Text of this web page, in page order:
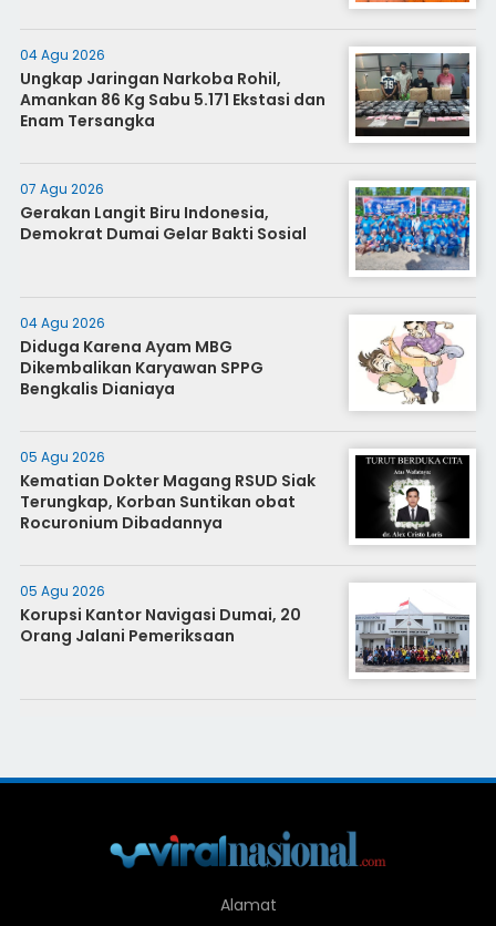
04 Agu 2026
Ungkap Jaringan Narkoba Rohil,
Amankan 86 Kg Sabu 5.171 Ekstasi dan
Enam Tersangka
07 Agu 2026
Gerakan Langit Biru Indonesia,
Demokrat Dumai Gelar Bakti Sosial
04 Agu 2026
Diduga Karena Ayam MBG
Dikembalikan Karyawan SPPG
Bengkalis Dianiaya
05 Agu 2026
Kematian Dokter Magang RSUD Siak
Terungkap, Korban Suntikan obat
Rocuronium Dibadannya
05 Agu 2026
Korupsi Kantor Navigasi Dumai, 20
Orang Jalani Pemeriksaan
Alamat